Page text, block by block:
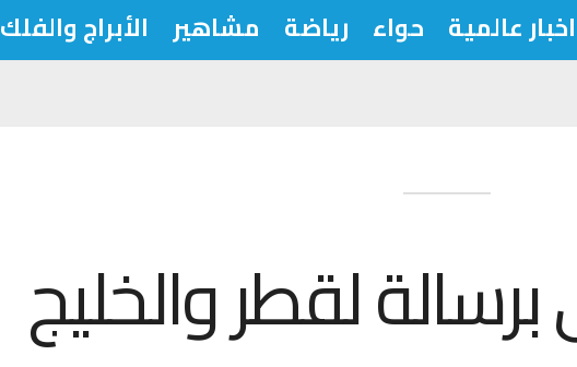
اخبار عالمية حواء رياضة مشاهير الأبراج والفلك
لقطر والخليج